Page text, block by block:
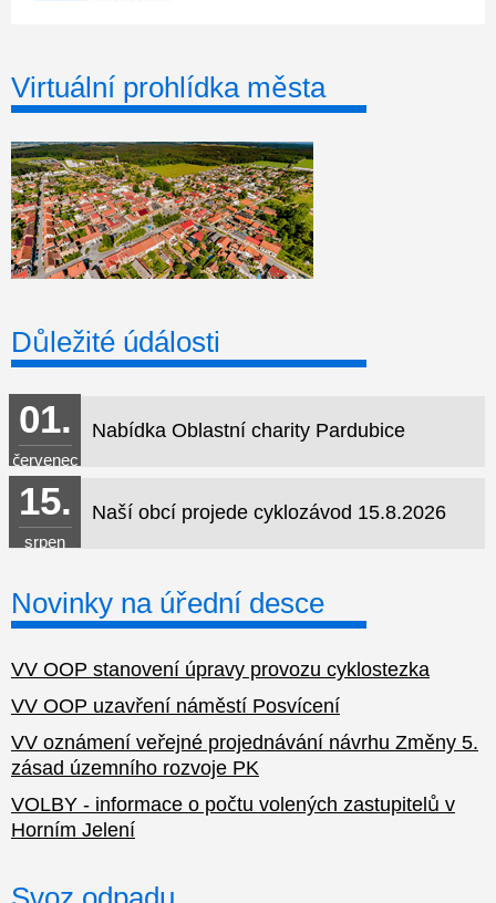
Virtuální prohlídka města
Důležité údálosti
Nabídka Oblastní charity Pardubice
01.
červenec
Naší obcí projede cyklozávod 15.8.2026
15.
srpen
Novinky na úřední desce
VV OOP stanovení úpravy provozu cyklostezka
VV OOP uzavření náměstí Posvícení
VV oznámení veřejné projednávání návrhu Změny 5.
zásad územního rozvoje PK
VOLBY - informace o počtu volených zastupitelů v
Horním Jelení